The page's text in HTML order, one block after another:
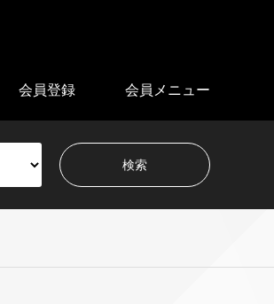
会員登録 会員メニュー